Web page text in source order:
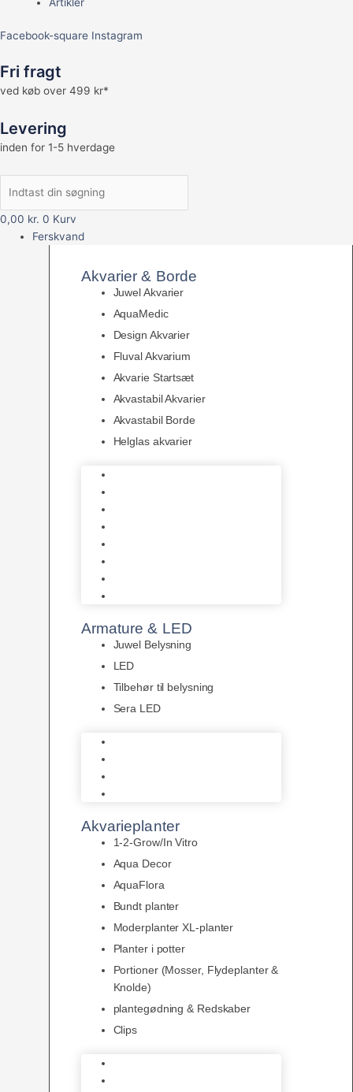
Facebook-square Instagram
Fri fragt
ved køb over 499 kr*
Levering
inden for 1-5 hverdage
0,00 kr. 0 Kurv
Ferskvand
Akvarier & Borde
Juwel Akvarier
AquaMedic
Design Akvarier
Fluval Akvarium
Akvarie Startsæt
Akvastabil Akvarier
Akvastabil Borde
Helglas akvarier
Armature & LED
Juwel Belysning
LED
Tilbehør til belysning
Sera LED
Akvarieplanter
1-2-Grow/In Vitro
Aqua Decor
AquaFlora
Bundt planter
Moderplanter XL-planter
Planter i potter
Portioner (Mosser, Flydeplanter &
Knolde)
plantegødning & Redskaber
Clips